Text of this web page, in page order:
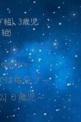
組), 3歳児
)
は毎日プー
０歳児～